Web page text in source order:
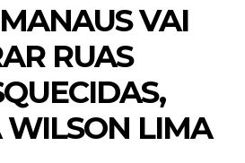
VAI
RUAS
WILSON LIMA